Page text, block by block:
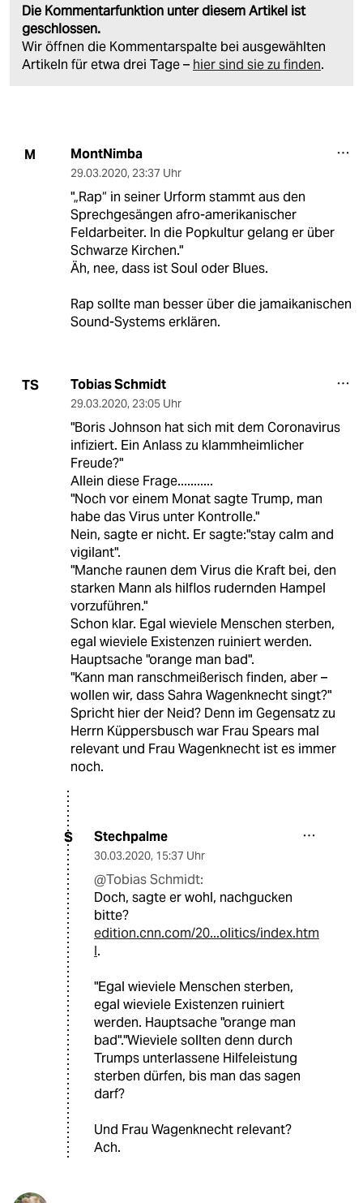
Die Kommentarfunktion unter diesem Artikel ist
geschlossen.
Wir öffnen die Kommentarspalte bei ausgewählten
Artikeln für etwa drei Tage – hier sind sie zu finden.
M MontNimba
29.03.2020, 23:37 Uhr
"„Rap“ in seiner Urform stammt aus den
Sprechgesängen afro-amerikanischer
Feldarbeiter. In die Popkultur gelang er über
Schwarze Kirchen."
Äh, nee, dass ist Soul oder Blues.
Rap sollte man besser über die jamaikanischen
Sound-Systems erklären.
TS Tobias Schmidt
29.03.2020, 23:05 Uhr
"Boris Johnson hat sich mit dem Coronavirus
infiziert. Ein Anlass zu klammheimlicher
Freude?"
Allein diese Frage...........
"Noch vor einem Monat sagte Trump, man
habe das Virus unter Kontrolle."
Nein, sagte er nicht. Er sagte:"stay calm and
vigilant".
"Manche raunen dem Virus die Kraft bei, den
starken Mann als hilflos rudernden Hampel
vorzuführen."
Schon klar. Egal wieviele Menschen sterben,
egal wieviele Existenzen ruiniert werden.
Hauptsache "orange man bad".
"Kann man ranschmeißerisch finden, aber –
wollen wir, dass Sahra Wagen­knecht singt?"
Spricht hier der Neid? Denn im Gegensatz zu
Herrn Küppersbusch war Frau Spears mal
relevant und Frau Wagenknecht ist es immer
noch.
S Stechpalme
30.03.2020, 15:37 Uhr
@Tobias Schmidt:
Doch, sagte er wohl, nachgucken
bitte?
edition.cnn.com/20...olitics/index.htm
l.
"Egal wieviele Menschen sterben,
egal wieviele Existenzen ruiniert
werden. Hauptsache "orange man
bad"."Wieviele sollten denn durch
Trumps unterlassene Hilfeleistung
sterben dürfen, bis man das sagen
darf?
Und Frau Wagenknecht relevant?
Ach.